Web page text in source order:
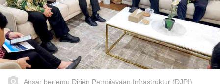
Ansar bertemu Dirjen Pembiayaan Infrastruktur (DJPI)